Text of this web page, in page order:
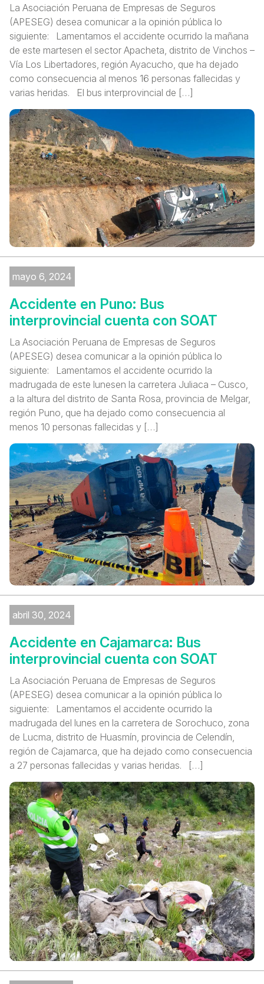
La Asociación Peruana de Empresas de Seguros
(APESEG) desea comunicar a la opinión pública lo
siguiente: Lamentamos el accidente ocurrido la mañana
de este martesen el sector Apacheta, distrito de Vinchos –
Vía Los Libertadores, región Ayacucho, que ha dejado
como consecuencia al menos 16 personas fallecidas y
varias heridas. El bus interprovincial de […]
mayo 6, 2024
Accidente en Puno: Bus
interprovincial cuenta con SOAT
La Asociación Peruana de Empresas de Seguros
(APESEG) desea comunicar a la opinión pública lo
siguiente: Lamentamos el accidente ocurrido la
madrugada de este lunesen la carretera Juliaca – Cusco,
a la altura del distrito de Santa Rosa, provincia de Melgar,
región Puno, que ha dejado como consecuencia al
menos 10 personas fallecidas y […]
abril 30, 2024
Accidente en Cajamarca: Bus
interprovincial cuenta con SOAT
La Asociación Peruana de Empresas de Seguros
(APESEG) desea comunicar a la opinión pública lo
siguiente: Lamentamos el accidente ocurrido la
madrugada del lunes en la carretera de Sorochuco, zona
de Lucma, distrito de Huasmín, provincia de Celendín,
región de Cajamarca, que ha dejado como consecuencia
a 27 personas fallecidas y varias heridas. […]